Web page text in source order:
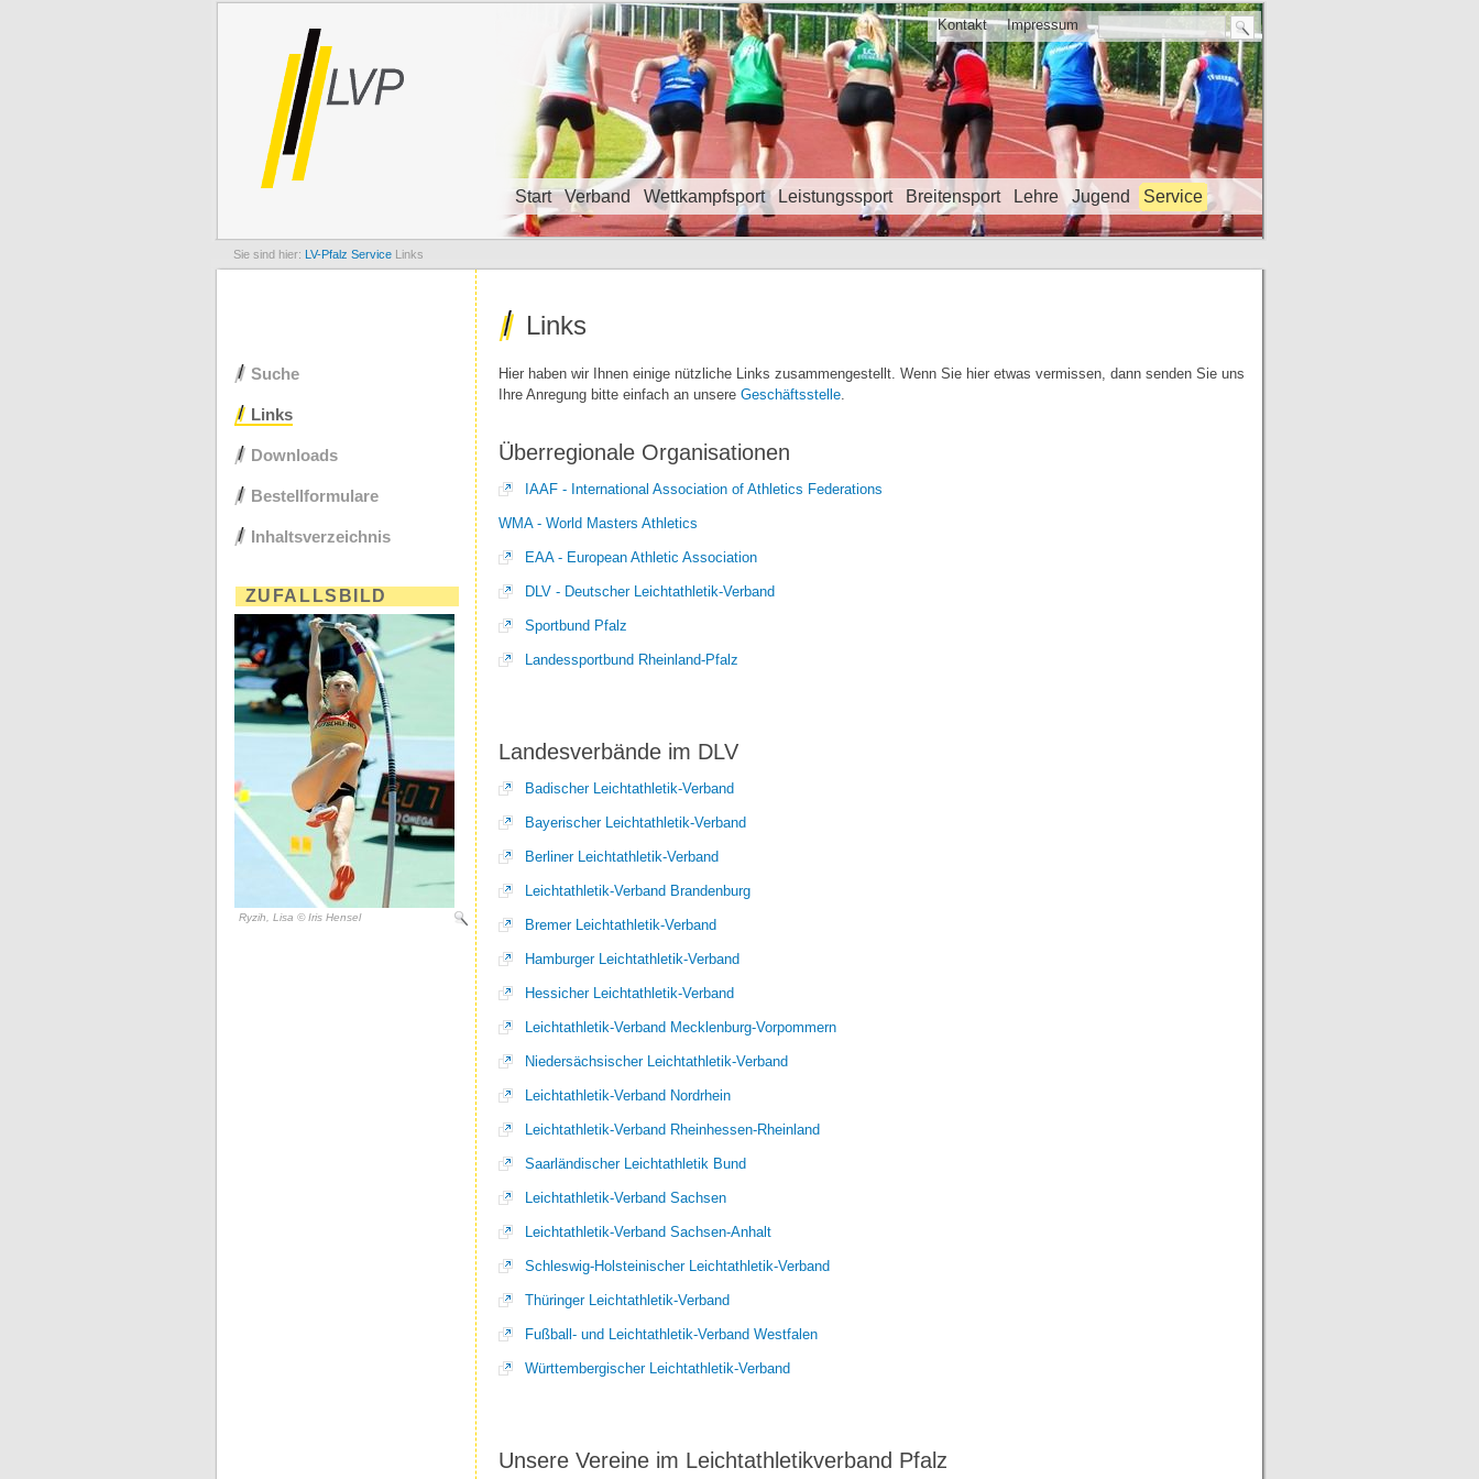
Kontakt Impressum
Navigation überspringen
Start Verband Wettkampfsport Leistungssport Breitensport Lehre Jugend Service
LV-Pfalz Service Links
Links
Hier haben wir Ihnen einige nützliche Links zusammengestellt. Wenn Sie hier etwas vermissen, dann senden Sie uns
Ihre Anregung bitte einfach an unsere Geschäftsstelle.
Überregionale Organisationen
IAAF - International Association of Athletics Federations
WMA - World Masters Athletics
EAA - European Athletic Association
DLV - Deutscher Leichtathletik-Verband
Sportbund Pfalz
Landessportbund Rheinland-Pfalz
Landesverbände im DLV
Badischer Leichtathletik-Verband
Bayerischer Leichtathletik-Verband
Berliner Leichtathletik-Verband
Leichtathletik-Verband Brandenburg
Bremer Leichtathletik-Verband
Hamburger Leichtathletik-Verband
Hessicher Leichtathletik-Verband
Leichtathletik-Verband Mecklenburg-Vorpommern
Niedersächsischer Leichtathletik-Verband
Leichtathletik-Verband Nordrhein
Leichtathletik-Verband Rheinhessen-Rheinland
Saarländischer Leichtathletik Bund
Leichtathletik-Verband Sachsen
Leichtathletik-Verband Sachsen-Anhalt
Schleswig-Holsteinischer Leichtathletik-Verband
Thüringer Leichtathletik-Verband
Fußball- und Leichtathletik-Verband Westfalen
Württembergischer Leichtathletik-Verband
Unsere Vereine im Leichtathletikverband Pfalz
Navigation
überspringen
Suche
Links
Downloads
Bestellformulare
Inhaltsverzeichnis
ZUFALLSBILD
Ryzih, Lisa © Iris Hensel